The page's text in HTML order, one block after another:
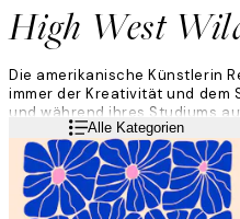
High West
Die amerikanische Künstlerin
immer der Kreativität und dem
und während ihres Studiums
detailreichen und
Essenz der Natur ein und
wissenschaftliche
Lebewesen.
WeiterlesenAlle Kategorien